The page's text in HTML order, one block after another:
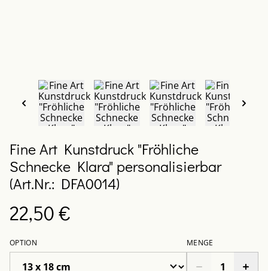
Fine Art Kunstdruck "Fröhliche
Schnecke Klara" personalisierbar
(Art.Nr.: DFA0014)
22,50 €
OPTION MENGE